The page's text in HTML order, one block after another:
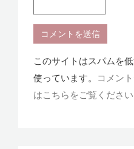
このサイトはスパムを
使っています。
コメン
はこちらをご覧ください